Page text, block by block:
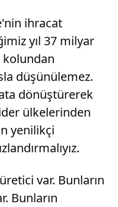
ihracat
yıl 37 milyar
kolundan
düşünülemez.
dönüştürerek
ülkelerinden
yenilikçi
var. Bunların
Bunların